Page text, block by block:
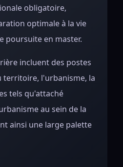
obligatoire,
optimale à la vie
poursuite en master.
incluent des postes
territoire, l'urbanisme, la
tels qu'attaché
au sein de la
ainsi une large palette